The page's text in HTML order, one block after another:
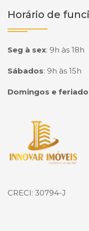
Horário de
Seg à sex: 9h às 18h
Sábados: 9h às 15h
Domingos e
Página inicial
CRECI: 30794-J